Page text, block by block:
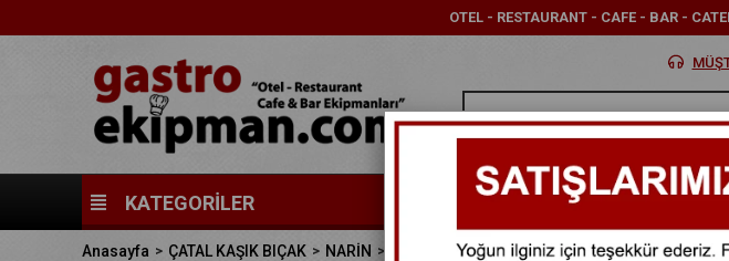
OTEL - RESTAURANT - CAFE - BAR -
KATEGORİLER MARKALAR
Anasayfa ÇATAL KAŞIK BIÇAK NARİN GASTRONOMY Gastronomy Yemek Bıçak